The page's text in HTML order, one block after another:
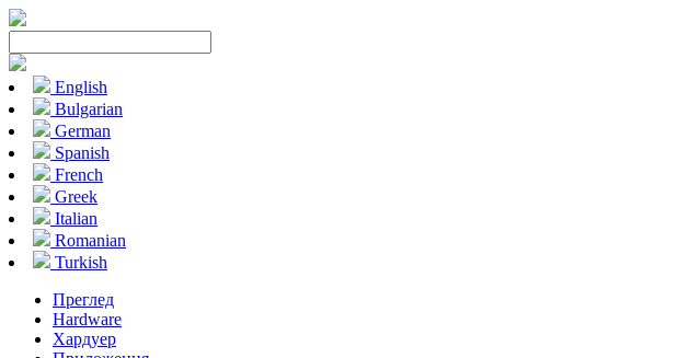
English
Bulgarian
German
Spanish
French
Greek
Italian
Romanian
Turkish
Преглед
Hardware
Хардуер